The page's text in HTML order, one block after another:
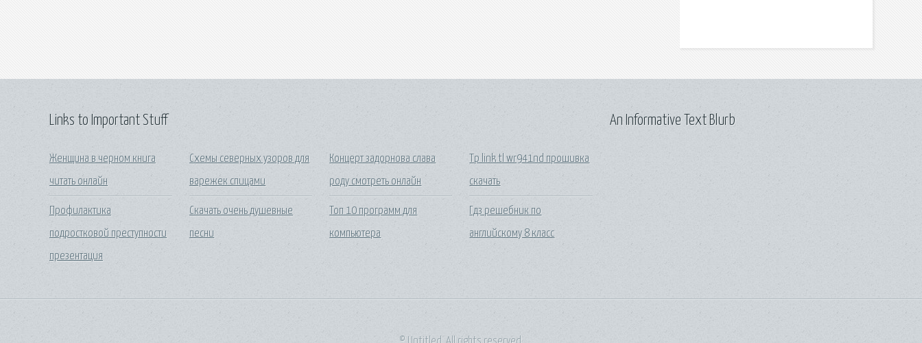
Links to Important Stuff
Женщина в черном книга
читать онлайн
Профилактика
подростковой преступности
презентация
Схемы северных узоров для
варежек спицами
Скачать очень душевные
песни
Концерт задорнова слава
роду смотреть онлайн
Топ 10 программ для
компьютера
Tp link tl wr941nd прошивка
скачать
Гдз решебник по
английскому 8 класс
An Informative Text Blurb